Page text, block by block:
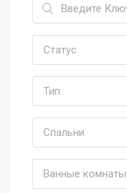
Статус
Тип
Спальни
Ванные комнаты